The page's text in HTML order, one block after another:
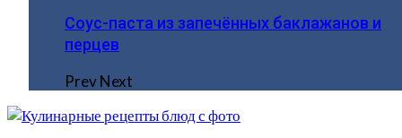
Соус-паста из запечённых баклажанов и
перцев
PrevNext